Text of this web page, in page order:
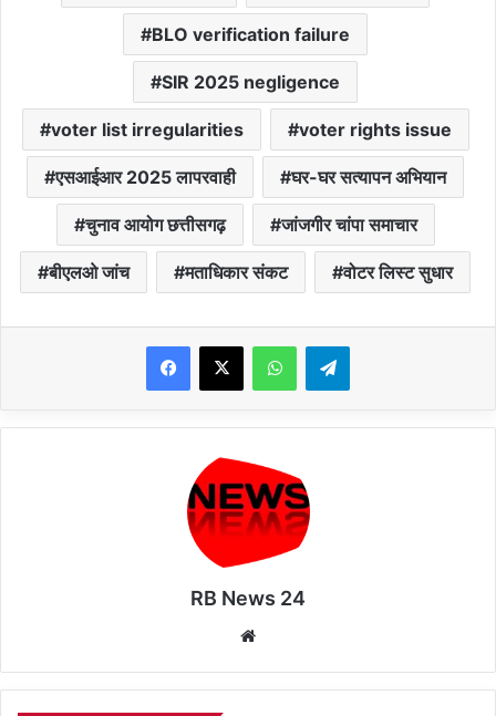
BLO verification failure
SIR 2025 negligence
voter list irregularities voter rights issue
एसआईआर 2025 लापरवाही घर-घर सत्यापन अभियान
चुनाव आयोग छत्तीसगढ़ जांजगीर चांपा समाचार
बीएलओ जांच मताधिकार संकट वोटर लिस्ट सुधार
WhatsAppTelegram
RB News 24